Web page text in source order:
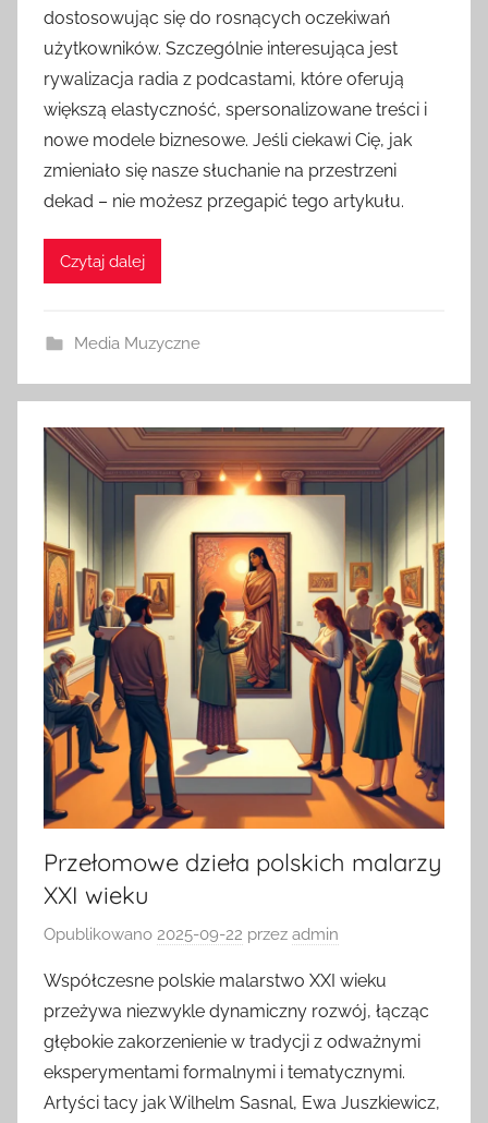
dostosowując się do rosnących oczekiwań
użytkowników. Szczególnie interesująca jest
rywalizacja radia z podcastami, które oferują
większą elastyczność, spersonalizowane treści i
nowe modele biznesowe. Jeśli ciekawi Cię, jak
zmieniało się nasze słuchanie na przestrzeni
dekad – nie możesz przegapić tego artykułu.
Czytaj dalej
Media Muzyczne
Przełomowe dzieła polskich malarzy
XXI wieku
Opublikowano 2025-09-22 przez admin
Współczesne polskie malarstwo XXI wieku
przeżywa niezwykle dynamiczny rozwój, łącząc
głębokie zakorzenienie w tradycji z odważnymi
eksperymentami formalnymi i tematycznymi.
Artyści tacy jak Wilhelm Sasnal, Ewa Juszkiewicz,